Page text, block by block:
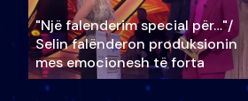
"Një falenderim special për…"/
Selin falënderon produksionin
mes emocionesh të forta